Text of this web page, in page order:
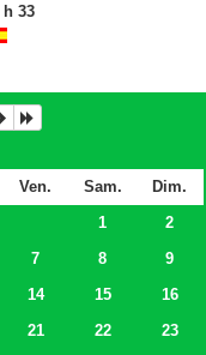
h 33
Ven. Sam.
Dim.
1
2
7 8
9
14 15
16
21 22
23